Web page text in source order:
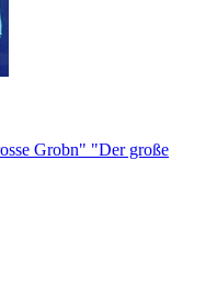
Grobn" "Der große